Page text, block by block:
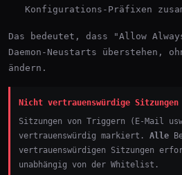
Konfigurations-Präfixen
Das bedeutet, dass "Allow
Daemon-Neustarts überstehen,
ändern.
Nicht vertrauenswürdige Sitzungen
Sitzungen von Triggern (E-Mail
vertrauenswürdig markiert. Alle
vertrauenswürdigen Sitzungen
unabhängig von der Whitelist.